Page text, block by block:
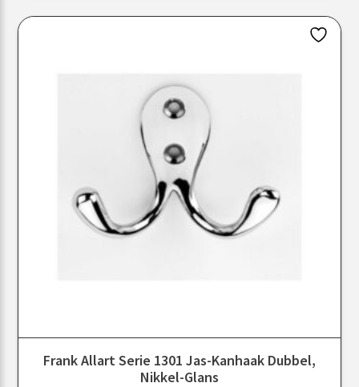
Frank Allart Serie 1301 Jas-Kanhaak Dubbel,
Nikkel-Glans